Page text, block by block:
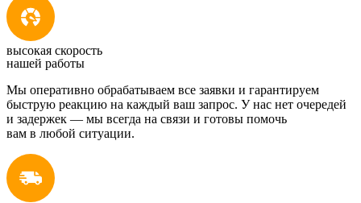
высокая скорость
нашей работы
Мы оперативно обрабатываем все заявки и гарантируем
быструю реакцию на каждый ваш запрос. У нас нет очередей
и задержек — мы всегда на связи и готовы помочь
вам в любой ситуации.